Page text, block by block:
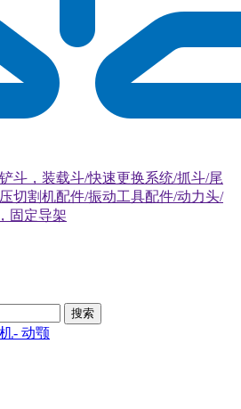
斗，装载斗/快速更换系统/抓斗/尾
切割机配件/振动工具配件/动力头/
固定导架
搜索
- 动颚